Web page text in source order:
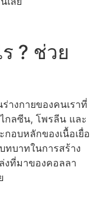
? ช่วย
างกายของคนเราที่
กลซีน, โพรลีน และ
อบหลักของเนื้อเยื่อ
ทบาทในการสร้าง
งที่มาของคอลลา